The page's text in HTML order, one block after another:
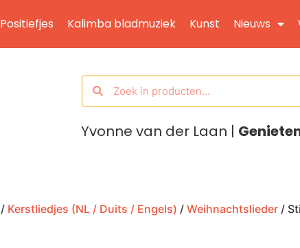
Positiefjes Kalimba bladmuziek Kunst Nieuws
Yvonne van der Laan |
/ Kerstliedjes (NL / Duits / Engels) / Weihnachtslieder /